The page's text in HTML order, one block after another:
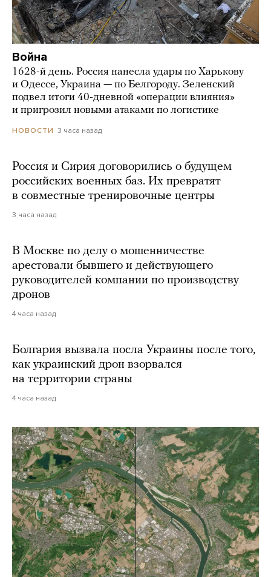
Война
1628-й день. Россия нанесла удары по Харькову
и Одессе, Украина — по Белгороду. Зеленский
подвел итоги 40-дневной «операции влияния»
и пригрозил новыми атаками по логистике
НОВОСТИ 3 часа назад
Россия и Сирия договорились о будущем
российских военных баз. Их превратят
в совместные тренировочные центры
3 часа назад
В Москве по делу о мошенничестве
арестовали бывшего и действующего
руководителей компании по производству
дронов
4 часа назад
Болгария вызвала посла Украины после того,
как украинский дрон взорвался
на территории страны
4 часа назад